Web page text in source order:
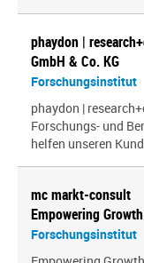
phaydon |
GmbH & Co. KG
Forschungsinstitut
phaydon |
Forschungs- und
helfen unseren
mc markt-consult
Empowering Growth
Forschungsinstitut